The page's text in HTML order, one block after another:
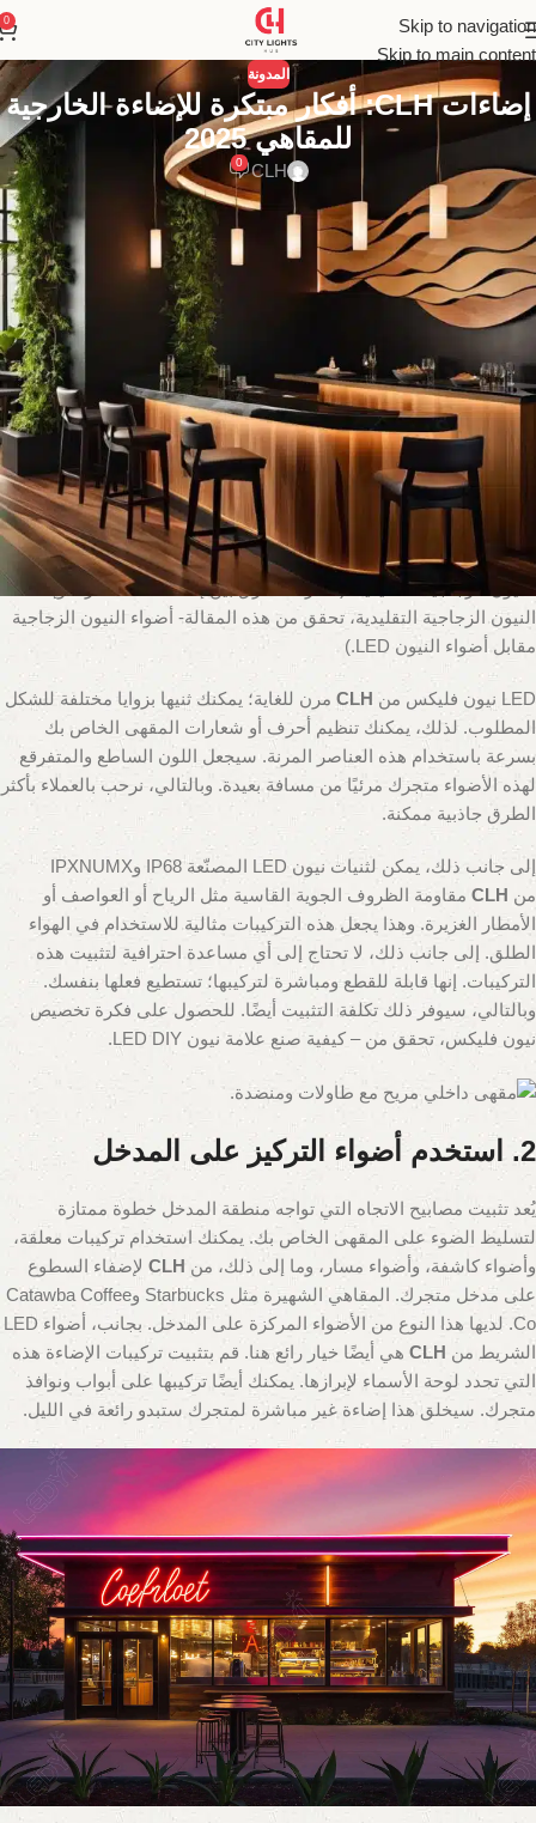
Skip to navigation
Skip to main content
0
المدونة
إضاءات CLH: أفكار مبتكرة للإضاءة الخارجية
للمقاهي 2025
CLH
0
أ. الإضاءة الخارجية للمقهى
تعتبر الإضاءة الخارجية للمقهى أمرًا بالغ الأهمية لأنها تجذب انتباه العملاء
وتشجعهم على دخول المقهى الخاص بك والحصول على الخدمة. فيما يلي
بعض الأفكار المذهلة للإضاءة الخارجية للمقاهي، مقدمة من
CLH. تحقق
تعد لوحة الأسماء عنصرًا أساسيًا للعلامة التجارية للمقهى. هنا يمكن أن
يؤدي اختيار لوحة أسماء مضيئة من
CLH
إلى تغيير لعبة الإضاءة الخارجية
لمتجرك بالكامل. الاختيار الصمام النيون المرن لإنشاء لافتات ممتازة هو
أفضل طريقة للحصول على اسم متجر متوهج. هذه بدائل ممتازة لأضواء
النيون الزجاجية التقليدية. (لمعرفة الفرق بين إضاءة LED المرنة وإضاءة
النيون الزجاجية التقليدية، تحقق من هذه المقالة- أضواء النيون الزجاجية
مقابل أضواء النيون LED.)
LED نيون فليكس من CLH مرن للغاية؛ يمكنك ثنيها بزوايا مختلفة للشكل
المطلوب. لذلك، يمكنك تنظيم أحرف أو شعارات المقهى الخاص بك
بسرعة باستخدام هذه العناصر المرنة. سيجعل اللون الساطع والمتفرقع
لهذه الأضواء متجرك مرئيًا من مسافة بعيدة. وبالتالي، نرحب بالعملاء بأكثر
الطرق جاذبية ممكنة.
إلى جانب ذلك، يمكن لثنيات نيون LED المصنّعة IP68 وIPXNUMX
من CLH مقاومة الظروف الجوية القاسية مثل الرياح أو العواصف أو
الأمطار الغزيرة. وهذا يجعل هذه التركيبات مثالية للاستخدام في الهواء
الطلق. إلى جانب ذلك، لا تحتاج إلى أي مساعدة احترافية لتثبيت هذه
التركيبات. إنها قابلة للقطع ومباشرة لتركيبها؛ تستطيع فعلها بنفسك.
وبالتالي، سيوفر ذلك تكلفة التثبيت أيضًا. للحصول على فكرة تخصيص
نيون فليكس، تحقق من – كيفية صنع علامة نيون LED DIY.
2. استخدم أضواء التركيز على المدخل
يُعد تثبيت مصابيح الاتجاه التي تواجه منطقة المدخل خطوة ممتازة
لتسليط الضوء على المقهى الخاص بك. يمكنك استخدام تركيبات معلقة،
وأضواء كاشفة، وأضواء مسار، وما إلى ذلك، من CLH لإضفاء السطوع
على مدخل متجرك. المقاهي الشهيرة مثل Starbucks وCatawba Coffee
Co. لديها هذا النوع من الأضواء المركزة على المدخل. بجانب، أضواء LED
الشريط من CLH هي أيضًا خيار رائع هنا. قم بتثبيت تركيبات الإضاءة هذه
التي تحدد لوحة الأسماء لإبرازها. يمكنك أيضًا تركيبها على أبواب ونوافذ
متجرك. سيخلق هذا إضاءة غير مباشرة لمتجرك ستبدو رائعة في الليل.